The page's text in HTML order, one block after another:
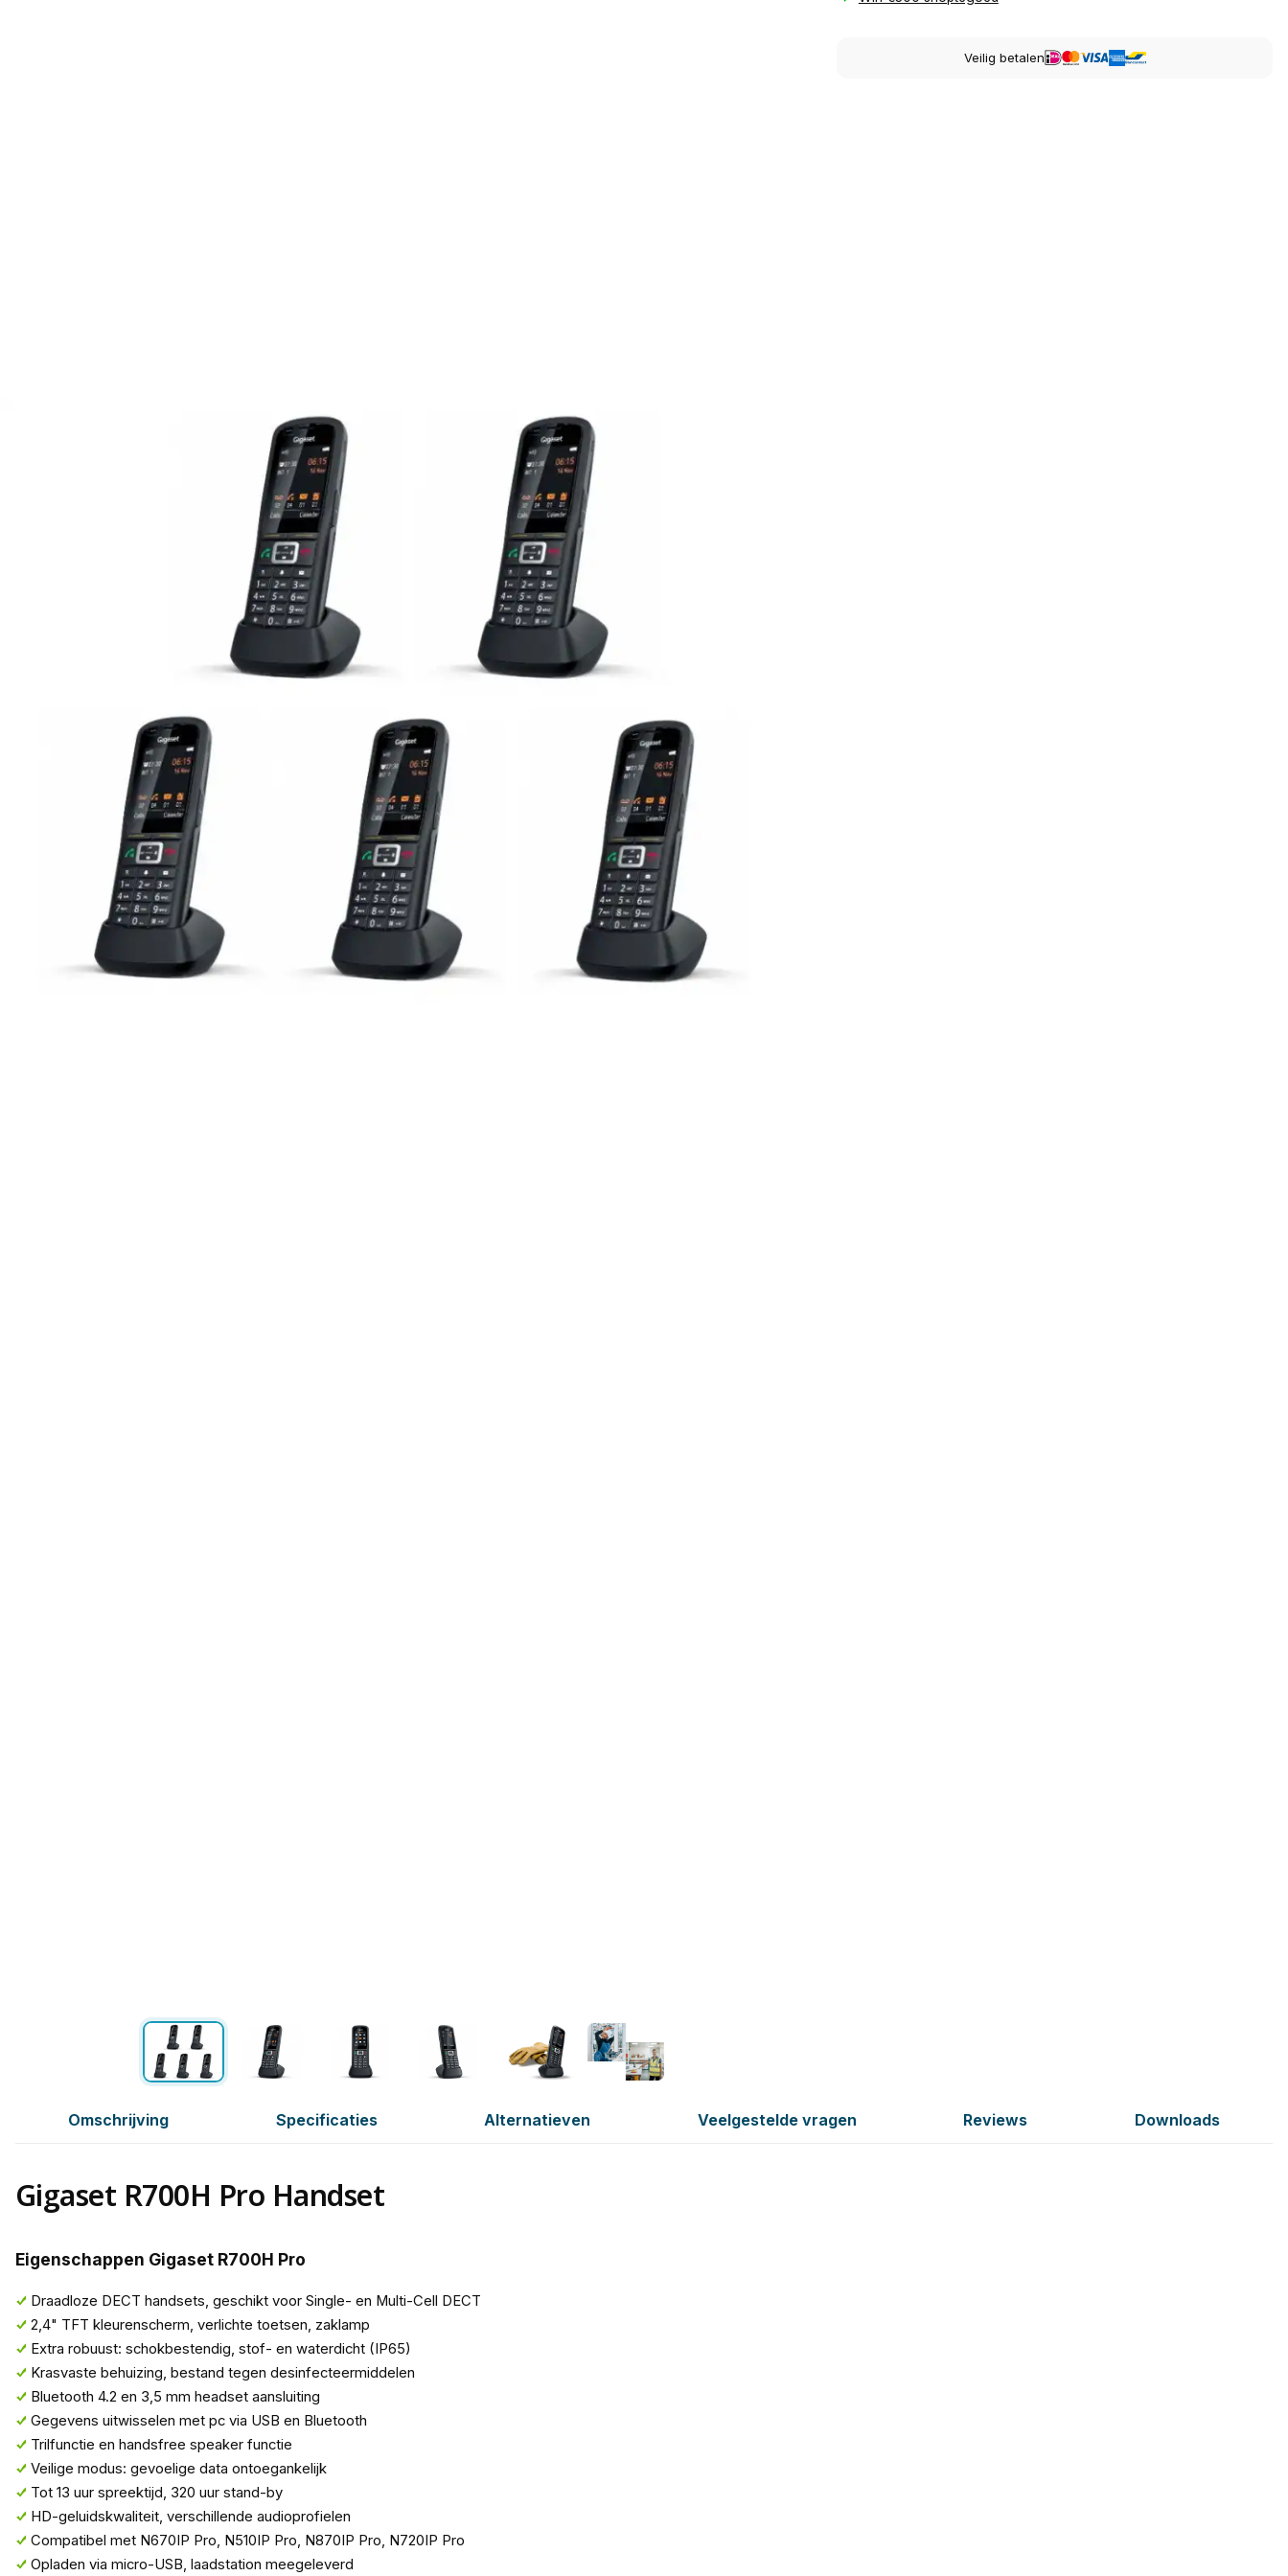
Veilig betalen
Omschrijving Specificaties Alternatieven Veelgestelde vragen Reviews Downloads
Gigaset R700H Pro Handset
Eigenschappen Gigaset R700H Pro
Draadloze DECT handsets, geschikt voor Single- en Multi-Cell DECT
2,4" TFT kleurenscherm, verlichte toetsen, zaklamp
Extra robuust: schokbestendig, stof- en waterdicht (IP65)
Krasvaste behuizing, bestand tegen desinfecteermiddelen
Bluetooth 4.2 en 3,5 mm headset aansluiting
Gegevens uitwisselen met pc via USB en Bluetooth
Trilfunctie en handsfree speaker functie
Veilige modus: gevoelige data ontoegankelijk
Tot 13 uur spreektijd, 320 uur stand-by
HD-geluidskwaliteit, verschillende audioprofielen
Compatibel met N670IP Pro, N510IP Pro, N870IP Pro, N720IP Pro
Opladen via micro-USB, laadstation meegeleverd